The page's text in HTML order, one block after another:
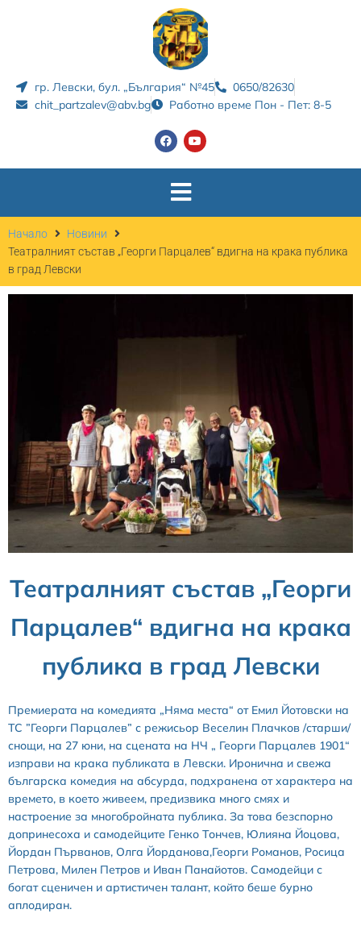
гр. Левски, бул. „България“ №45
0650/82630
chit_partzalev@abv.bg
Работно време Пон - Пет: 8-5
Начало
Новини
Театралният състав „Георги Парцалев“ вдигна на крака публика
в град Левски
Театралният състав „Георги
Парцалев“ вдигна на крака
публика в град Левски
Премиерата на комедията „Няма места“ от Емил Йотовски на
ТС ”Георги Парцалев” с режисьор Веселин Плачков /старши/
снощи, на 27 юни, на сцената на НЧ „ Георги Парцалев 1901“
изправи на крака публиката в Левски. Иронична и свежа
българска комедия на абсурда, подхранена от характера на
времето, в което живеем, предизвика много смях и
настроение за многобройната публика. За това безспорно
допринесоха и самодейците Генко Тончев, Юлияна Йоцова,
Йордан Първанов, Олга Йорданова,Георги Романов, Росица
Петрова, Милен Петров и Иван Панайотов. Самодейци с
богат сценичен и артистичен талант, който беше бурно
аплодиран.